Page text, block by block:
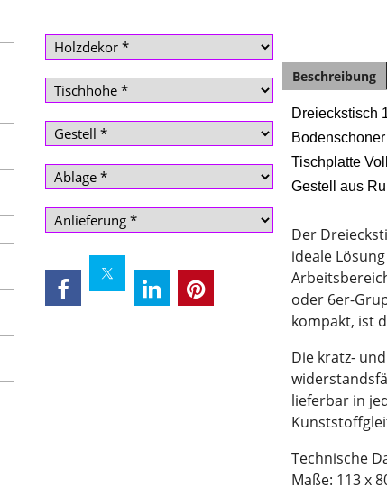
Beschreibung
Dreieckstisch
Tischplatte
Gestell aus
Der
ideale
oder 6er-
kompakt, ist
Die kratz-
lieferbar in
Technische
Maße: 113 x